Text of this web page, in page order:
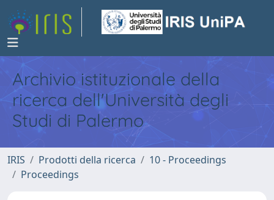
Archivio istituzionale della
ricerca dell'Università degli
Studi di Palermo
IRIS Prodotti della ricerca
10 - Proceedings
Proceedings